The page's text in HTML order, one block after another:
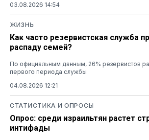
03.08.2026 14:54
ЖИЗНЬ
Как часто резервистская служба
распаду семей?
По официальным данным, 26% резервистов
первого периода службы
04.08.2026 12:21
СТАТИСТИКА И ОПРОСЫ
Опрос: среди израильтян растет
интифады